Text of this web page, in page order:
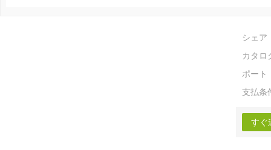
シェア
カタロ
ポート
支払条
すぐ